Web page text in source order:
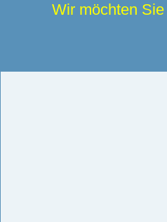
Wir möchten